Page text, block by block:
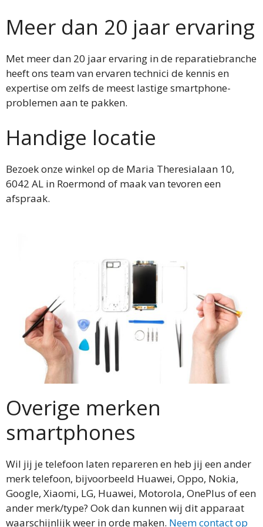
Meer dan 20 jaar ervaring
Met meer dan 20 jaar ervaring in de reparatiebranche
heeft ons team van ervaren technici de kennis en
expertise om zelfs de meest lastige smartphone-
problemen aan te pakken.
Handige locatie
Bezoek onze winkel op de Maria Theresialaan 10,
6042 AL in Roermond of maak van tevoren een
afspraak.
Overige merken
smartphones
Wil jij je telefoon laten repareren en heb jij een ander
merk telefoon, bijvoorbeeld Huawei, Oppo, Nokia,
Google, Xiaomi, LG, Huawei, Motorola, OnePlus of een
ander merk/type? Ook dan kunnen wij dit apparaat
waarschijnlijk weer in orde maken. Neem contact op